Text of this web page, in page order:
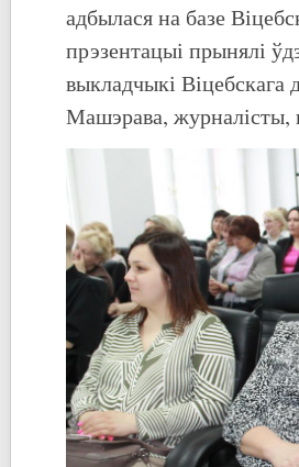
адбылася на базе
прэзентацыі прынялі
выкладчыкі Віцебскага
Машэрава, журналісты,